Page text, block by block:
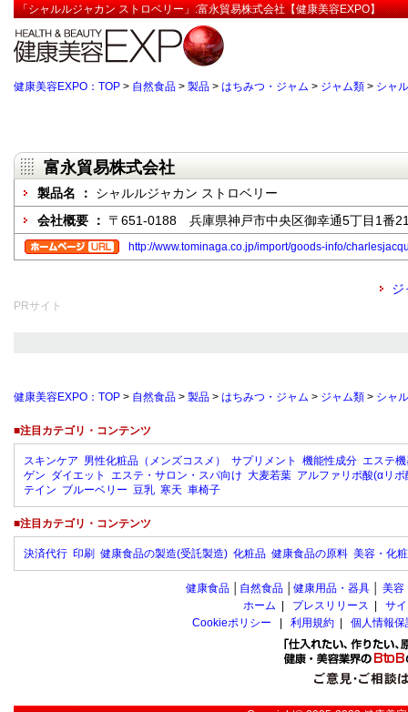
「シャルルジャカン ストロベリー」:富永貿易株式会社【健康美容EXPO】
健康美容EXPO：TOP > 自然食品 > 製品 > はちみつ・ジャム > ジャム類 > シャ
富永貿易株式会社
製品名 ： シャルルジャカン ストロベリー
会社概要 ： 〒651-0188 兵庫県神戸市中央区御幸通5丁目1番
http://www.tominaga.co.jp/import/goods-info/
ジ
PRサイト
健康美容EXPO：TOP > 自然食品 > 製品 > はちみつ・ジャム > ジャム類 > シャ
■注目カテゴリ・コンテンツ
スキンケア 男性化粧品（メンズコスメ） サプリメント 機能性成分 エステ
ゲン ダイエット エステ・サロン・スパ向け 大麦若葉 アルファリポ酸(αリポ
テイン ブルーベリー 豆乳 寒天 車椅子
■注目カテゴリ・コンテンツ
決済代行 印刷 健康食品の製造(受託製造) 化粧品 健康食品の原料 美容・化
健康食品 自然食品 健康用品・器具 美容
ホーム
プレスリリース
サ
Cookieポリシー
利用規約 個人情報